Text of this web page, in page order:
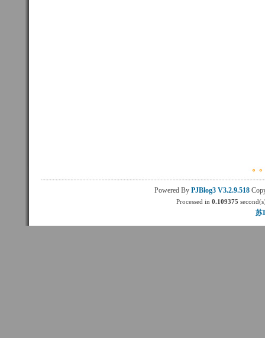
Powered By PJBlog3 V3.2.9.518
Processed in0.109375
苏